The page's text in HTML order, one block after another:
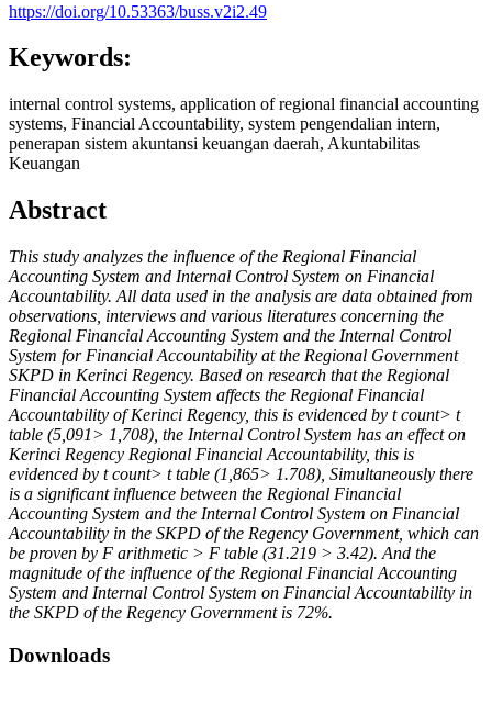
https://doi.org/10.53363/buss.v2i2.49
Keywords:
internal control systems, application of regional financial accounting
systems, Financial Accountability, system pengendalian intern,
penerapan sistem akuntansi keuangan daerah, Akuntabilitas
Keuangan
Abstract
This study analyzes the influence of the Regional Financial
Accounting System and Internal Control System on Financial
Accountability. All data used in the analysis are data obtained from
observations, interviews and various literatures concerning the
Regional Financial Accounting System and the Internal Control
System for Financial Accountability at the Regional Government
SKPD in Kerinci Regency. Based on research that the Regional
Financial Accounting System affects the Regional Financial
Accountability of Kerinci Regency, this is evidenced by t count> t
table (5,091> 1,708), the Internal Control System has an effect on
Kerinci Regency Regional Financial Accountability, this is
evidenced by t count> t table (1,865> 1.708), Simultaneously there
is a significant influence between the Regional Financial
Accounting System and the Internal Control System on Financial
Accountability in the SKPD of the Regency Government, which can
be proven by F arithmetic > F table (31.219 > 3.42). And the
magnitude of the influence of the Regional Financial Accounting
System and Internal Control System on Financial Accountability in
the SKPD of the Regency Government is 72%.
Downloads